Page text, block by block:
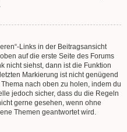
Links in der Beitragsansicht
auf die erste Seite des Forums
nicht siehst, dann ist die Funktion
Markierung ist nicht genügend
nach oben zu holen, indem du
jedoch sicher, dass du die Regeln
gerne gesehen, wenn ohne
Themen geantwortet wird.